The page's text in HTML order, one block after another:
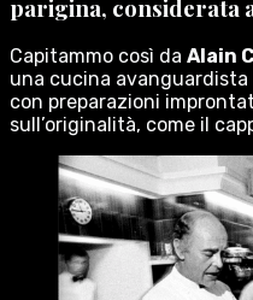
parigina, considerata
Capitammo così da Alain
una cucina avanguardista
con preparazioni
sull’originalità, come il